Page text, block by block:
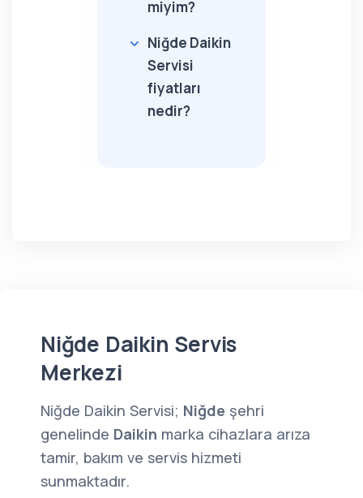
miyim?
Niğde Daikin
Servisi
fiyatları
nedir?
Niğde Daikin Servis
Merkezi
Niğde Daikin Servisi; Niğde şehri
genelinde Daikin marka cihazlara arıza
tamir, bakım ve servis hizmeti
sunmaktadır.